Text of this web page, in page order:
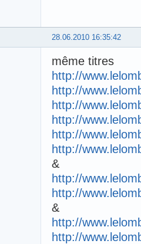
28.06.2010 16:35:42
même titres
http://
http://
http://
http://
http://
http://
&
http://
http://
&
http://
http://